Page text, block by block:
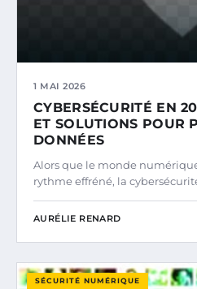
1 MAI 2026
CYBERSÉCURITÉ EN
ET SOLUTIONS POUR
DONNÉES
Alors que le monde
rythme effréné, la
AURÉLIE RENARD
SÉCURITÉ NUMÉRIQUE